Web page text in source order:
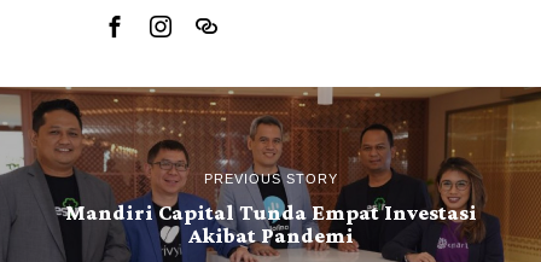
PREVIOUS STORY
Mandiri Capital Tunda Empat Investasi
Akibat Pandemi